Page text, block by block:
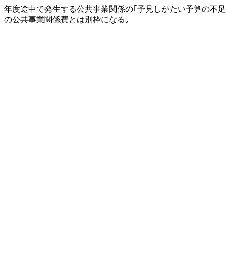
年度途中で発生する公共事業関係の｢予見しがたい予算の不
の公共事業関係費とは別枠になる｡